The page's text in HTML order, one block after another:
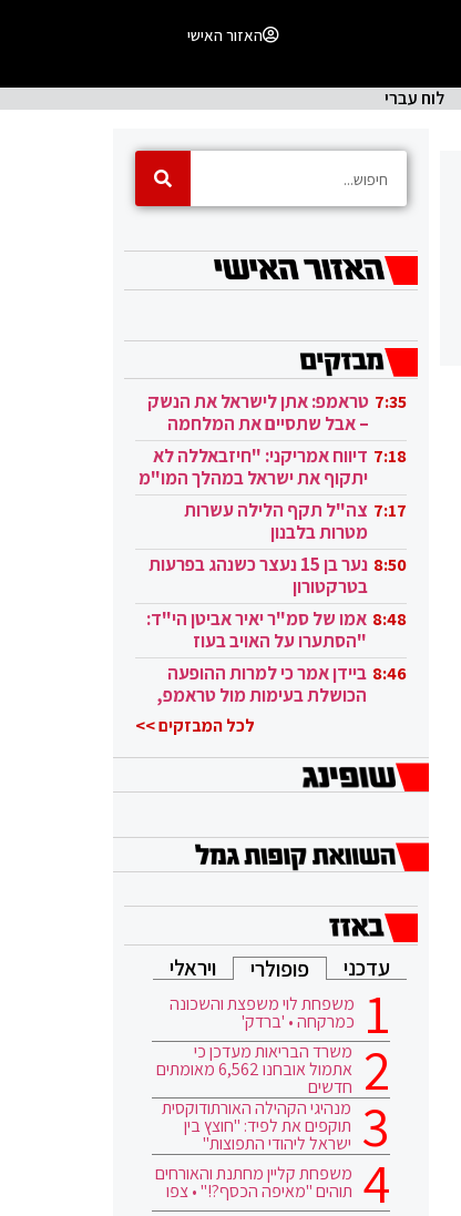
האזור האישי
לוח עברי
7:35 טראמפ: אתן לישראל את הנשק
– אבל שתסיים את המלחמה
בעזה 7:18 דיווח אמריקני: "חיזבאללה לא
יתקוף את ישראל במהלך המו"מ
בקטאר" 7:17 צה"ל תקף הלילה עשרות
מטרות בלבנון
8:50
נער בן 15 נעצר כשנהג בפרעות
בטרקטורון
8:48 אמו של סמ"ר יאיר אביטן הי"ד:
"הסתערו על האויב בעוז
ובגבורה" 8:46 ביידן אמר כי למרות ההופעה
הכושלת בעימות מול טראמפ,
לכל המבזקים >>
עדכני פופולרי ויראלי
משפחת לוי משפצת והשכונה
כמרקחה • 'ברדק'
משרד הבריאות מעדכן כי
אתמול אובחנו 6,562 מאומתים
חדשים
מנהיגי הקהילה האורתודוקסית
תוקפים את לפיד: "חוצץ בין
ישראל ליהודי התפוצות"
משפחת קליין מחתנת והאורחים
תוהים "מאיפה הכסף?!" • צפו